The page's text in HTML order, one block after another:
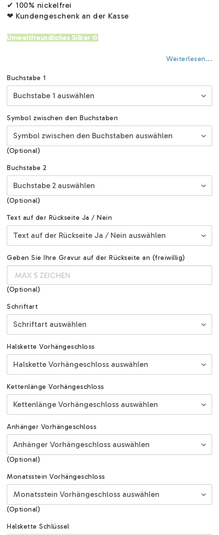
✔ 100% nickelfrei
❤ Kundengeschenk an der Kasse
Umweltfreundliches Silber ♲
Weiterlesen...
Buchstabe 1
Symbol zwischen den Buchstaben
(Optional)
Buchstabe 2
(Optional)
Text auf der Rückseite Ja / Nein
Geben Sie Ihre Gravur auf der Rückseite an (freiwillig)
(Optional)
Schriftart
Halskette Vorhängeschloss
Kettenlänge Vorhängeschloss
Anhänger Vorhängeschloss
(Optional)
Monatsstein Vorhängeschloss
(Optional)
Halskette Schlüssel